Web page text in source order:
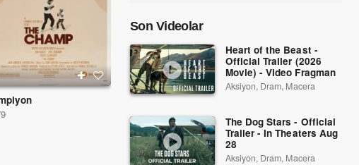
Bir Yabancı Gibi
1983
Son Videolar
Heart of the Beast -
Official Trailer (2026
Movie) - Video Fragman
Aksiyon, Dram, Macera
The Dog Stars - Official
Trailer - In Theaters Aug
28
Aksiyon, Dram, Macera